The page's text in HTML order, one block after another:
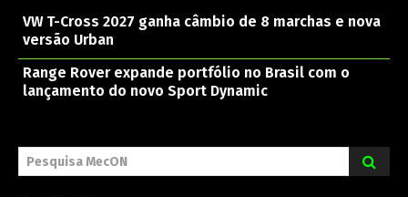
VW T-Cross 2027 ganha câmbio de 8 marchas e nova
versão Urban
Range Rover expande portfólio no Brasil com o
lançamento do novo Sport Dynamic
Pesquisa MecON